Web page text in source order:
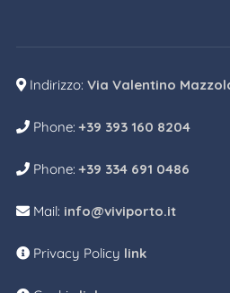
Indirizzo: Via Valentino
Phone:+39 393 160 8204
Phone:+39 334 691 0486
Mail: info@viviporto.it
Privacy Policy link